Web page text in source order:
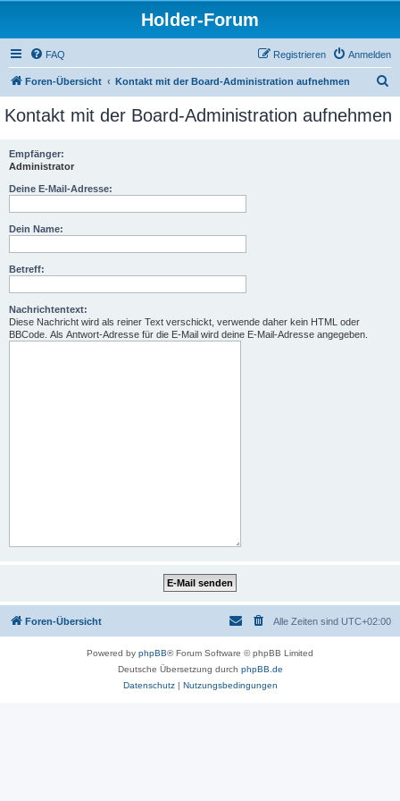
Holder-Forum
FAQ Anmelden
Registrieren
Foren-Übersicht Kontakt mit der Board-Administration aufnehmen
c
Kontakt mit der Board-Administration aufnehmen
Empfänger:
Administrator
Deine E-Mail-Adresse:
Dein Name:
Betreff:
Nachrichtentext:
Diese Nachricht wird als reiner Text verschickt, verwende daher kein HTML oder
BBCode. Als Antwort-Adresse für die E-Mail wird deine E-Mail-Adresse angegeben.
Foren-Übersicht Alle Zeiten sind UTC+02:00
Powered by phpBB® Forum Software © phpBB Limited
Deutsche Übersetzung durch phpBB.de
Datenschutz| Nutzungsbedingungen